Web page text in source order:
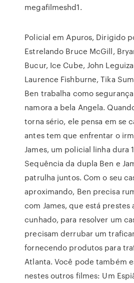
megafilmeshd1.
Policial em Apuros, Dirigido
Estrelando Bruce McGill,
Bucur, Ice Cube, John
Laurence Fishburne, Tika
Ben trabalha como
namora a bela Angela.
torna sério, ele pensa em se
antes tem que enfrentar o
James, um policial linha dura
Sequência da dupla Ben e
patrulha juntos. Com o seu
aproximando, Ben precisa
com James, que está prestes
cunhado, para resolver um
precisam derrubar um
fornecendo produtos para
Atlanta. Você pode também
nestes outros filmes: Um